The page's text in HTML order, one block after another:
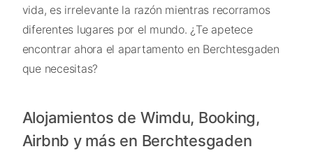
vida, es irrelevante la razón mientras recorramos
diferentes lugares por el mundo. ¿Te apetece
encontrar ahora el apartamento en Berchtesgaden
que necesitas?
Alojamientos de Wimdu, Booking,
Airbnb y más en Berchtesgaden